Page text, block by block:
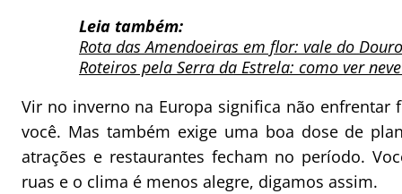
Leia também:
Rota das Amendoeiras em flor: vale do
Roteiros pela Serra da Estrela: como ver
Vir no inverno na Europa significa não enfrentar
você. Mas também exige uma boa dose de
atrações e restaurantes fecham no período.
ruas e o clima é menos alegre, digamos assim.